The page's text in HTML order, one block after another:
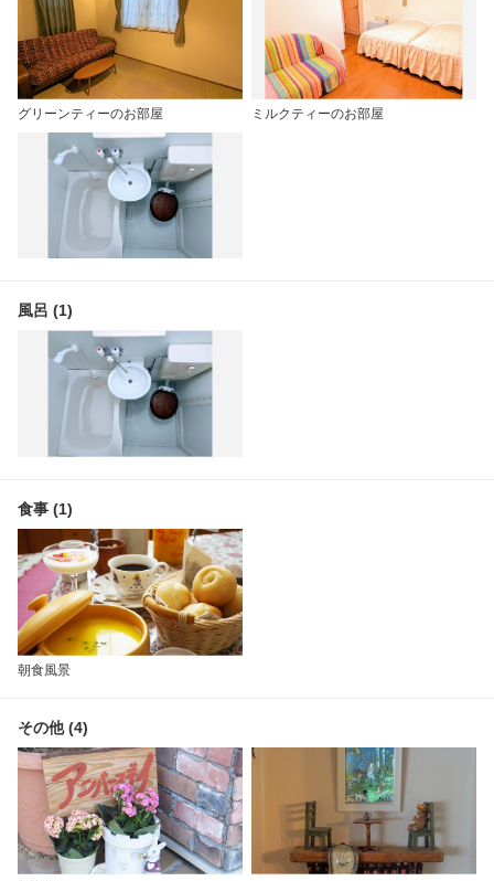
グリーンティーのお部屋 ミルクティーのお部屋
風呂 (1)
食事 (1)
朝食風景
その他 (4)